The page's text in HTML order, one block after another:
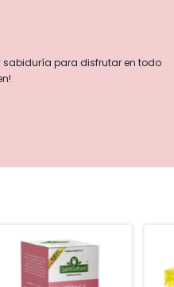
para disfrutar en todo